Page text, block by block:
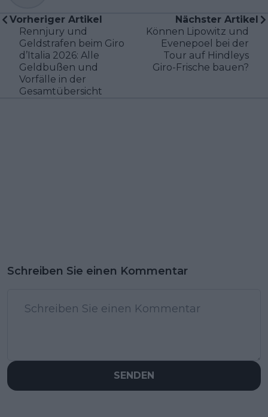
Vorheriger Artikel
Rennjury und
Geldstrafen beim Giro
d’Italia 2026: Alle
Geldbußen und
Vorfälle in der
Gesamtübersicht
Nächster Artikel
Können Lipowitz und
Evenepoel bei der
Tour auf Hindleys
Giro-Frische bauen?
Schreiben Sie einen Kommentar
SENDEN